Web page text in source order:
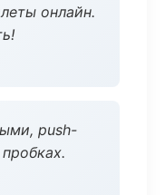
онлайн.
push-